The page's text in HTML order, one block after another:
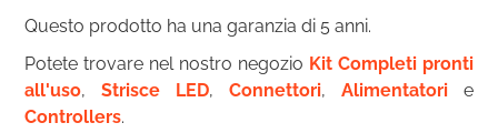
Questo prodotto ha una garanzia di 5 anni.
Potete trovare nel nostro negozio Kit Completi pronti
all'uso,Strisce LED, Connettori, Alimentatori
e
Controllers.